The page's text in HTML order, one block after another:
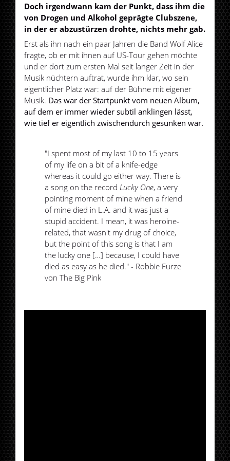
Doch irgendwann kam der Punkt, dass ihm die
von Drogen und Alkohol geprägte Clubszene,
in der er abzustürzen drohte, nichts mehr gab.
Erst als ihn nach ein paar Jahren die Band Wolf Alice
fragte, ob er mit ihnen auf US-Tour gehen möchte
und er dort zum ersten Mal seit langer Zeit in der
Musik nüchtern auftrat, wurde ihm klar, wo sein
eigentlicher Platz war: auf der Bühne mit eigener
Musik. Das war der Startpunkt vom neuen Album,
auf dem er immer wieder subtil anklingen lässt,
wie tief er eigentlich zwischendurch gesunken war.
"I spent most of my last 10 to 15 years
of my life on a bit of a knife-edge
whereas it could go either way. There is
a song on the recordLucky One, a very
pointing moment of mine when a friend
of mine died in L.A. and it was just a
stupid accident. I mean, it was heroine-
related, that wasn't my drug of choice,
but the point of this song is that I am
the lucky one […] because, I could have
died as easy as he died." - Robbie Furze
von The Big Pink